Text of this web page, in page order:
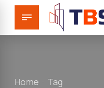
Home Tag